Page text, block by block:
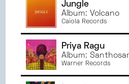
Jungle
Album: Volcano
Caiola Records
Priya Ragu
Album:
Warner Records